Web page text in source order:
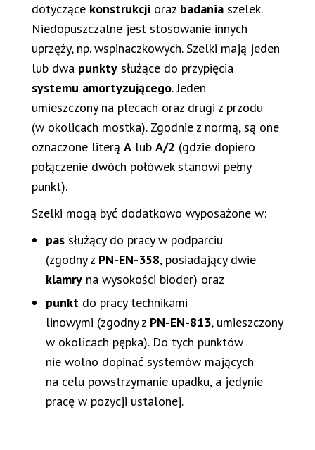
dotyczące konstrukcji oraz badania szelek.
Niedopuszczalne jest stosowanie innych
uprzęży, np. wspinaczkowych. Szelki mają jeden
lub dwa punkty służące do przypięcia
systemu amortyzującego. Jeden
umieszczony na plecach oraz drugi z przodu
(w okolicach mostka). Zgodnie z normą, są one
oznaczone literą A lub A/2 (gdzie dopiero
połączenie dwóch połówek stanowi pełny
punkt).
Szelki mogą być dodatkowo wyposażone w:
pas służący do pracy w podparciu
(zgodny z PN-EN-358, posiadający dwie
klamry na wysokości bioder) oraz
punkt do pracy technikami
linowymi (zgodny z PN-EN-813, umieszczony
w okolicach pępka). Do tych punktów
nie wolno dopinać systemów mających
na celu powstrzymanie upadku, a jedynie
pracę w pozycji ustalonej.